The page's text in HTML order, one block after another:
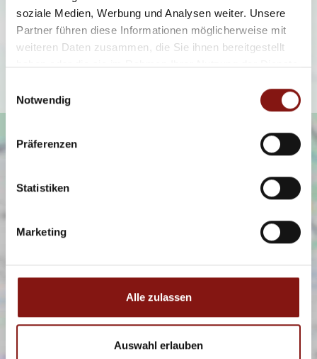
soziale Medien, Werbung und Analysen weiter. Unsere
Partner führen diese Informationen möglicherweise mit
weiteren Daten zusammen, die Sie ihnen bereitgestellt
haben oder die sie im Rahmen Ihrer Nutzung der Dienste
Notwendig
Präferenzen
Statistiken
Marketing
Alle zulassen
Auswahl erlauben
angezeigt werden. Es gelten die
Datenschutzbedingungen von Google
( https://policies.google.com/privacy).